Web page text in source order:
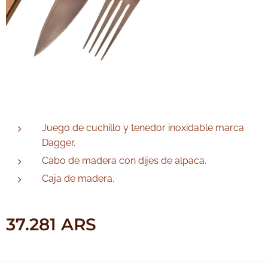
Juego de cuchillo y tenedor inoxidable marca
Dagger.
Cabo de madera con dijes de alpaca.
Caja de madera.
37.281 ARS